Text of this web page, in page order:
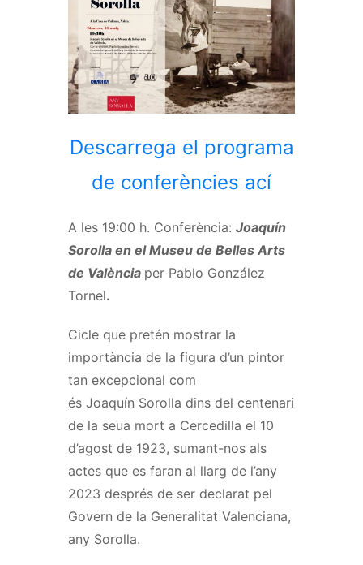
Descarrega el programa
de conferències ací
A les 19:00 h. Conferència: Joaquín
Sorolla en el Museu de Belles Arts
de València per Pablo González
Tornel.
Cicle que pretén mostrar la
importància de la figura d’un pintor
tan excepcional com
és Joaquín Sorolla dins del centenari
de la seua mort a Cercedilla el 10
d’agost de 1923, sumant-nos als
actes que es faran al llarg de l’any
2023 després de ser declarat pel
Govern de la Generalitat Valenciana,
any Sorolla.